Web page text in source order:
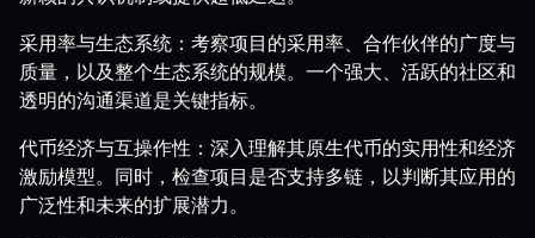
采用率与生态系统：考察项目的采用率、合作伙伴的广度与
质量，以及整个生态系统的规模。一个强大、活跃的社区和
透明的沟通渠道是关键指标。
代币经济与互操作性：深入理解其原生代币的实用性和经济
激励模型。同时，检查项目是否支持多链，以判断其应用的
广泛性和未来的扩展潜力。